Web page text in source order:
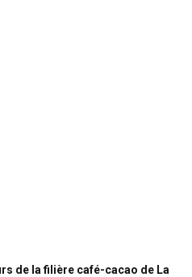
de la filière café-cacao de La